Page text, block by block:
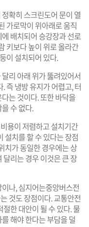
확히 스크린도어 문이 열
가로막이 위아래로 움직
배치되어 승강장과 선로
키보다 높이 위로 올라간
이 설치되어 있다.
리 아래 위가 뚫려있어서
즉 냉방 유지가 어렵고, 터
는 것이다. 또한 바닥을
수 없다.
용이 저렴하고 설치기간
설치를 할 수 있다는 장점
치가 동일한 경우에는 상
리는 경우 이것은 큰 장
나, 심지어는중앙버스전
것도 장점이다. 교통안전
한 대안이 될 수 있다. 물
해야 한다는 부담을 덜